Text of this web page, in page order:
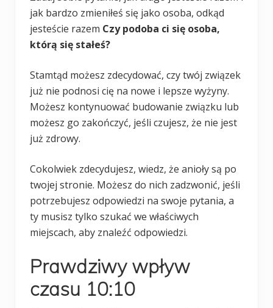
jak bardzo zmieniłeś się jako osoba, odkąd
jesteście razem Czy podoba ci się osoba,
którą się stałeś?
Stamtąd możesz zdecydować, czy twój związek
już nie podnosi cię na nowe i lepsze wyżyny.
Możesz kontynuować budowanie związku lub
możesz go zakończyć, jeśli czujesz, że nie jest
już zdrowy.
Cokolwiek zdecydujesz, wiedz, że anioły są po
twojej stronie. Możesz do nich zadzwonić, jeśli
potrzebujesz odpowiedzi na swoje pytania, a
ty musisz tylko szukać we właściwych
miejscach, aby znaleźć odpowiedzi.
Prawdziwy wpływ
czasu 10:10